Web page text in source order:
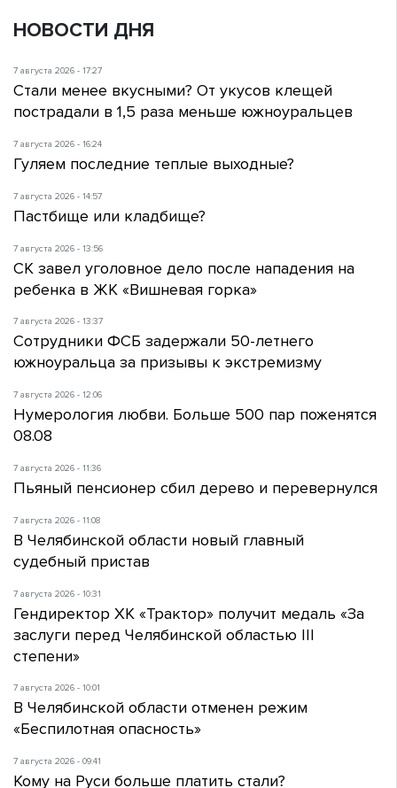
НОВОСТИ ДНЯ
7 августа 2026 - 17:27
Стали менее вкусными? От укусов клещей
пострадали в 1,5 раза меньше южноуральцев
7 августа 2026 - 16:24
Гуляем последние теплые выходные?
7 августа 2026 - 14:57
Пастбище или кладбище?
7 августа 2026 - 13:56
СК завел уголовное дело после нападения на
ребенка в ЖК «Вишневая горка»
7 августа 2026 - 13:37
Сотрудники ФСБ задержали 50-летнего
южноуральца за призывы к экстремизму
7 августа 2026 - 12:06
Нумерология любви. Больше 500 пар поженятся
08.08
7 августа 2026 - 11:36
Пьяный пенсионер сбил дерево и перевернулся
7 августа 2026 - 11:08
В Челябинской области новый главный
судебный пристав
7 августа 2026 - 10:31
Гендиректор ХК «Трактор» получит медаль «За
заслуги перед Челябинской областью III
степени»
7 августа 2026 - 10:01
В Челябинской области отменен режим
«Беспилотная опасность»
7 августа 2026 - 09:41
Кому на Руси больше платить стали?